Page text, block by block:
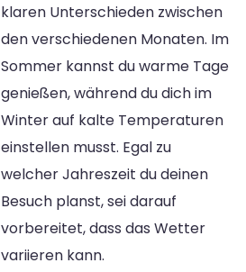
klaren Unterschieden zwischen
den verschiedenen Monaten. Im
Sommer kannst du warme Tage
genießen, während du dich im
Winter auf kalte Temperaturen
einstellen musst. Egal zu
welcher Jahreszeit du deinen
Besuch planst, sei darauf
vorbereitet, dass das Wetter
variieren kann.